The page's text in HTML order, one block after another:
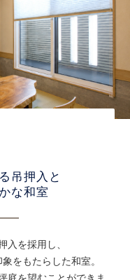
吊押入と
な和室
入を採用し、
をもたらした和室。
庭を望むことができま